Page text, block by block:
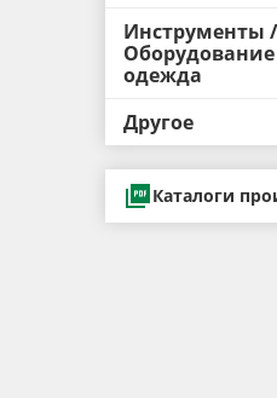
Инструменты /
одежда
Другое
Каталоги